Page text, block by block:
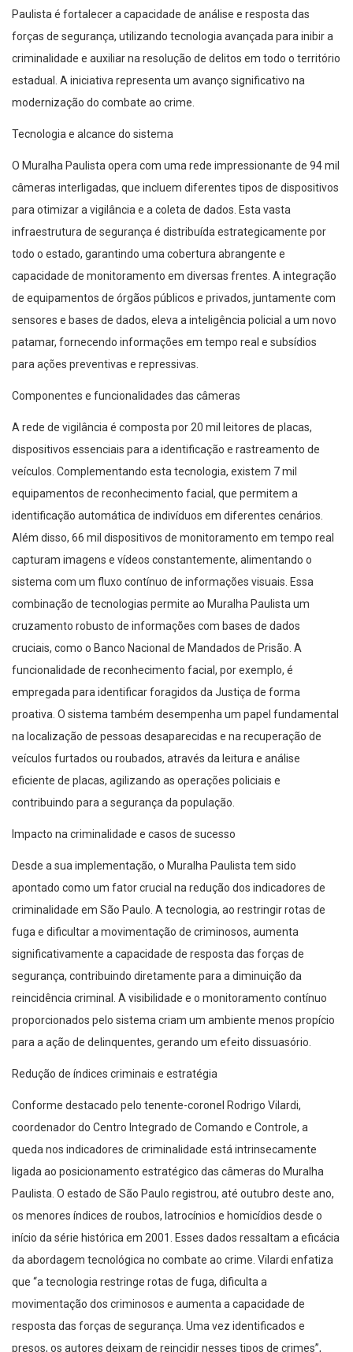
Paulista é fortalecer a capacidade de análise e resposta das
forças de segurança, utilizando tecnologia avançada para inibir a
criminalidade e auxiliar na resolução de delitos em todo o território
estadual. A iniciativa representa um avanço significativo na
modernização do combate ao crime.
Tecnologia e alcance do sistema
O Muralha Paulista opera com uma rede impressionante de 94 mil
câmeras interligadas, que incluem diferentes tipos de dispositivos
para otimizar a vigilância e a coleta de dados. Esta vasta
infraestrutura de segurança é distribuída estrategicamente por
todo o estado, garantindo uma cobertura abrangente e
capacidade de monitoramento em diversas frentes. A integração
de equipamentos de órgãos públicos e privados, juntamente com
sensores e bases de dados, eleva a inteligência policial a um novo
patamar, fornecendo informações em tempo real e subsídios
para ações preventivas e repressivas.
Componentes e funcionalidades das câmeras
A rede de vigilância é composta por 20 mil leitores de placas,
dispositivos essenciais para a identificação e rastreamento de
veículos. Complementando esta tecnologia, existem 7 mil
equipamentos de reconhecimento facial, que permitem a
identificação automática de indivíduos em diferentes cenários.
Além disso, 66 mil dispositivos de monitoramento em tempo real
capturam imagens e vídeos constantemente, alimentando o
sistema com um fluxo contínuo de informações visuais. Essa
combinação de tecnologias permite ao Muralha Paulista um
cruzamento robusto de informações com bases de dados
cruciais, como o Banco Nacional de Mandados de Prisão. A
funcionalidade de reconhecimento facial, por exemplo, é
empregada para identificar foragidos da Justiça de forma
proativa. O sistema também desempenha um papel fundamental
na localização de pessoas desaparecidas e na recuperação de
veículos furtados ou roubados, através da leitura e análise
eficiente de placas, agilizando as operações policiais e
contribuindo para a segurança da população.
Impacto na criminalidade e casos de sucesso
Desde a sua implementação, o Muralha Paulista tem sido
apontado como um fator crucial na redução dos indicadores de
criminalidade em São Paulo. A tecnologia, ao restringir rotas de
fuga e dificultar a movimentação de criminosos, aumenta
significativamente a capacidade de resposta das forças de
segurança, contribuindo diretamente para a diminuição da
reincidência criminal. A visibilidade e o monitoramento contínuo
proporcionados pelo sistema criam um ambiente menos propício
para a ação de delinquentes, gerando um efeito dissuasório.
Redução de índices criminais e estratégia
Conforme destacado pelo tenente-coronel Rodrigo Vilardi,
coordenador do Centro Integrado de Comando e Controle, a
queda nos indicadores de criminalidade está intrinsecamente
ligada ao posicionamento estratégico das câmeras do Muralha
Paulista. O estado de São Paulo registrou, até outubro deste ano,
os menores índices de roubos, latrocínios e homicídios desde o
início da série histórica em 2001. Esses dados ressaltam a eficácia
da abordagem tecnológica no combate ao crime. Vilardi enfatiza
que “a tecnologia restringe rotas de fuga, dificulta a
movimentação dos criminosos e aumenta a capacidade de
resposta das forças de segurança. Uma vez identificados e
presos, os autores deixam de reincidir nesses tipos de crimes”,